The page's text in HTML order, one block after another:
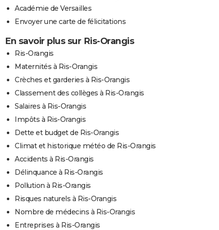
Académie de Versailles
Envoyer une carte de félicitations
En savoir plus sur Ris-Orangis
Ris-Orangis
Maternités à Ris-Orangis
Crèches et garderies à Ris-Orangis
Classement des collèges à Ris-Orangis
Salaires à Ris-Orangis
Impôts à Ris-Orangis
Dette et budget de Ris-Orangis
Climat et historique météo de Ris-Orangis
Accidents à Ris-Orangis
Délinquance à Ris-Orangis
Pollution à Ris-Orangis
Risques naturels à Ris-Orangis
Nombre de médecins à Ris-Orangis
Entreprises à Ris-Orangis